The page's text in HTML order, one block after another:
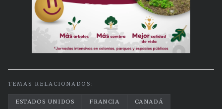
TEMAS RELACIONADOS:
ESTADOS UNIDOS FRANCIA
CANADÁ